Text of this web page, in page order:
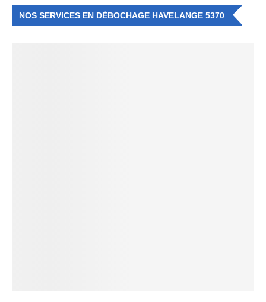
NOS SERVICES EN DÉBOCHAGE HAVELANGE 5370